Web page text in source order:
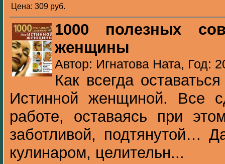
Цена: 309 pуб.
1000 полезных
женщины
Автор: Игнатова Ната, Год:
Как всегда
Истинной женщиной. Все
работе, оставаясь при
заботливой, подтянутой…
кулинаром, целительн...